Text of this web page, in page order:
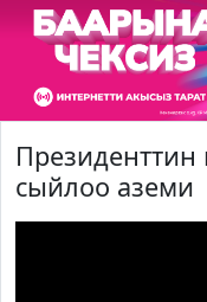
Президенттин
сыйлоо аземи